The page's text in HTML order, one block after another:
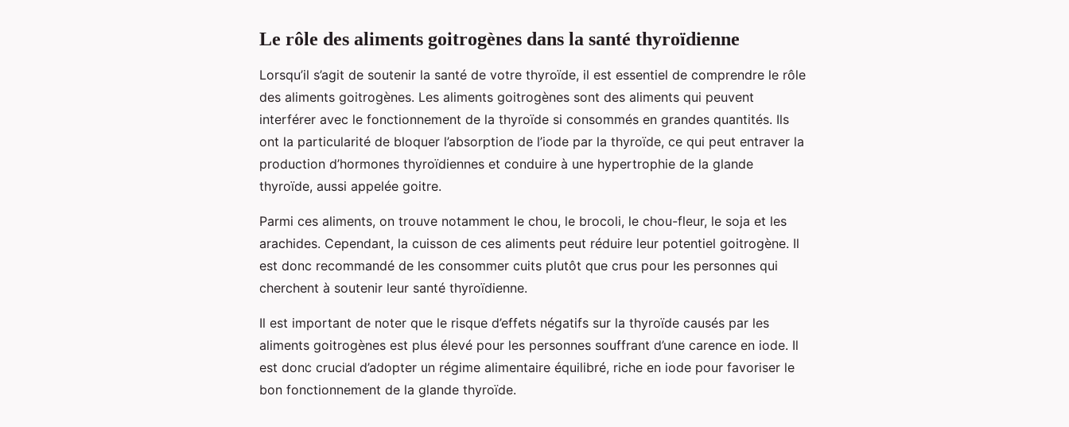
Le rôle des aliments goitrogènes dans la santé thyroïdienne
Lorsqu’il s’agit de soutenir la santé de votre thyroïde, il est essentiel de comprendre le rôle
des aliments goitrogènes. Les aliments goitrogènes sont des aliments qui peuvent
interférer avec le fonctionnement de la thyroïde si consommés en grandes quantités. Ils
ont la particularité de bloquer l’absorption de l’iode par la thyroïde, ce qui peut entraver la
production d’hormones thyroïdiennes et conduire à une hypertrophie de la glande
thyroïde, aussi appelée goitre.
Parmi ces aliments, on trouve notamment le chou, le brocoli, le chou-fleur, le soja et les
arachides. Cependant, la cuisson de ces aliments peut réduire leur potentiel goitrogène. Il
est donc recommandé de les consommer cuits plutôt que crus pour les personnes qui
cherchent à soutenir leur santé thyroïdienne.
Il est important de noter que le risque d’effets négatifs sur la thyroïde causés par les
aliments goitrogènes est plus élevé pour les personnes souffrant d’une carence en iode. Il
est donc crucial d’adopter un régime alimentaire équilibré, riche en iode pour favoriser le
bon fonctionnement de la glande thyroïde.